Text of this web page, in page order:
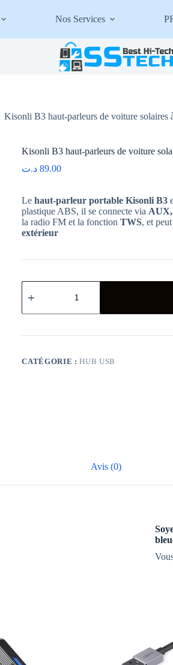
Nos Services
Kisonli B3 haut-parleurs de voiture solaires
Kisonli B3 haut-parleurs de voiture
89.00 د.ت
Lehaut-parleur portable Kisonli B3
plastique ABS, il se connecte via AUX,
la radio FM et la fonctionTWS, et
extérieur
quantité
de
B3
parleurs
voiture
solaires
CATÉGORIE :HUB USB
Avis (0)